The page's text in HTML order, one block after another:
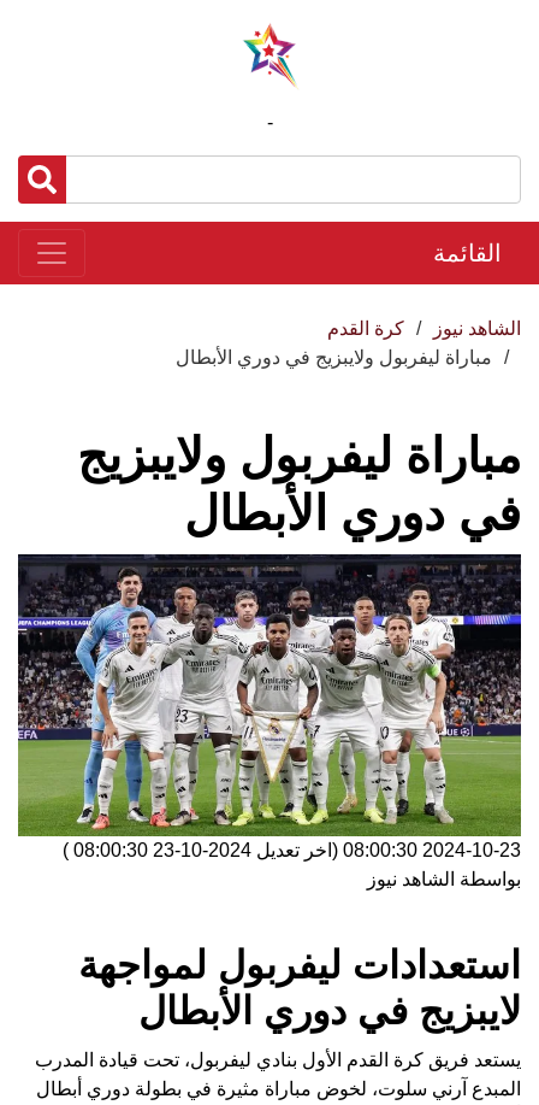
-
القائمة
الشاهد نيوز
كرة القدم
مباراة ليفربول ولايبزيج في دوري الأبطال
مباراة ليفربول ولايبزيج
في دوري الأبطال
2024-10-23 08:00:30 (اخر تعديل 2024-10-23 08:00:30
)
بواسطة الشاهد نيوز
استعدادات ليفربول لمواجهة
لايبزيج في دوري الأبطال
يستعد فريق كرة القدم الأول بنادي ليفربول، تحت قيادة المدرب
المبدع آرني سلوت، لخوض مباراة مثيرة في بطولة دوري أبطال